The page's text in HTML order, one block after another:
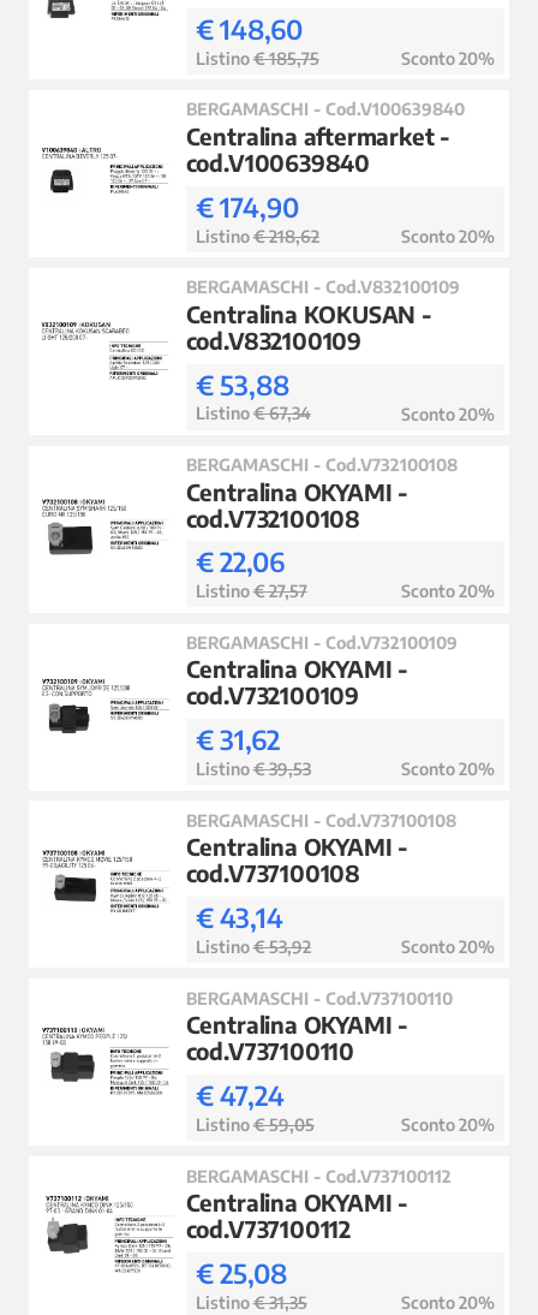
€ 148,60
Listino€ 185,75 Sconto 20%
BERGAMASCHI - Cod.V100639840
Centralina aftermarket -
cod.V100639840
€ 174,90
Listino€ 218,62 Sconto 20%
BERGAMASCHI - Cod.V832100109
Centralina KOKUSAN -
cod.V832100109
€ 53,88
Listino€ 67,34 Sconto 20%
BERGAMASCHI - Cod.V732100108
Centralina OKYAMI -
cod.V732100108
€ 22,06
Listino€ 27,57 Sconto 20%
BERGAMASCHI - Cod.V732100109
Centralina OKYAMI -
cod.V732100109
€ 31,62
Listino€ 39,53 Sconto 20%
BERGAMASCHI - Cod.V737100108
Centralina OKYAMI -
cod.V737100108
€ 43,14
Listino€ 53,92 Sconto 20%
BERGAMASCHI - Cod.V737100110
Centralina OKYAMI -
cod.V737100110
€ 47,24
Listino€ 59,05 Sconto 20%
BERGAMASCHI - Cod.V737100112
Centralina OKYAMI -
cod.V737100112
€ 25,08
Listino€ 31,35 Sconto 20%